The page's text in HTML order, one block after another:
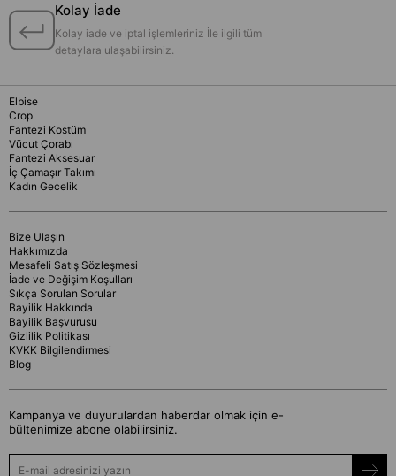
Kolay İade
Kolay iade ve iptal işlemleriniz İle ilgili tüm
detaylara ulaşabilirsiniz.
Elbise
Crop
Fantezi Kostüm
Vücut Çorabı
Fantezi Aksesuar
İç Çamaşır Takımı
Kadın Gecelik
Bize Ulaşın
Hakkımızda
Mesafeli Satış Sözleşmesi
İade ve Değişim Koşulları
Sıkça Sorulan Sorular
Bayilik Hakkında
Bayilik Başvurusu
Gizlilik Politikası
KVKK Bilgilendirmesi
Blog
Kampanya ve duyurulardan haberdar olmak için e-
bültenimize abone olabilirsiniz.